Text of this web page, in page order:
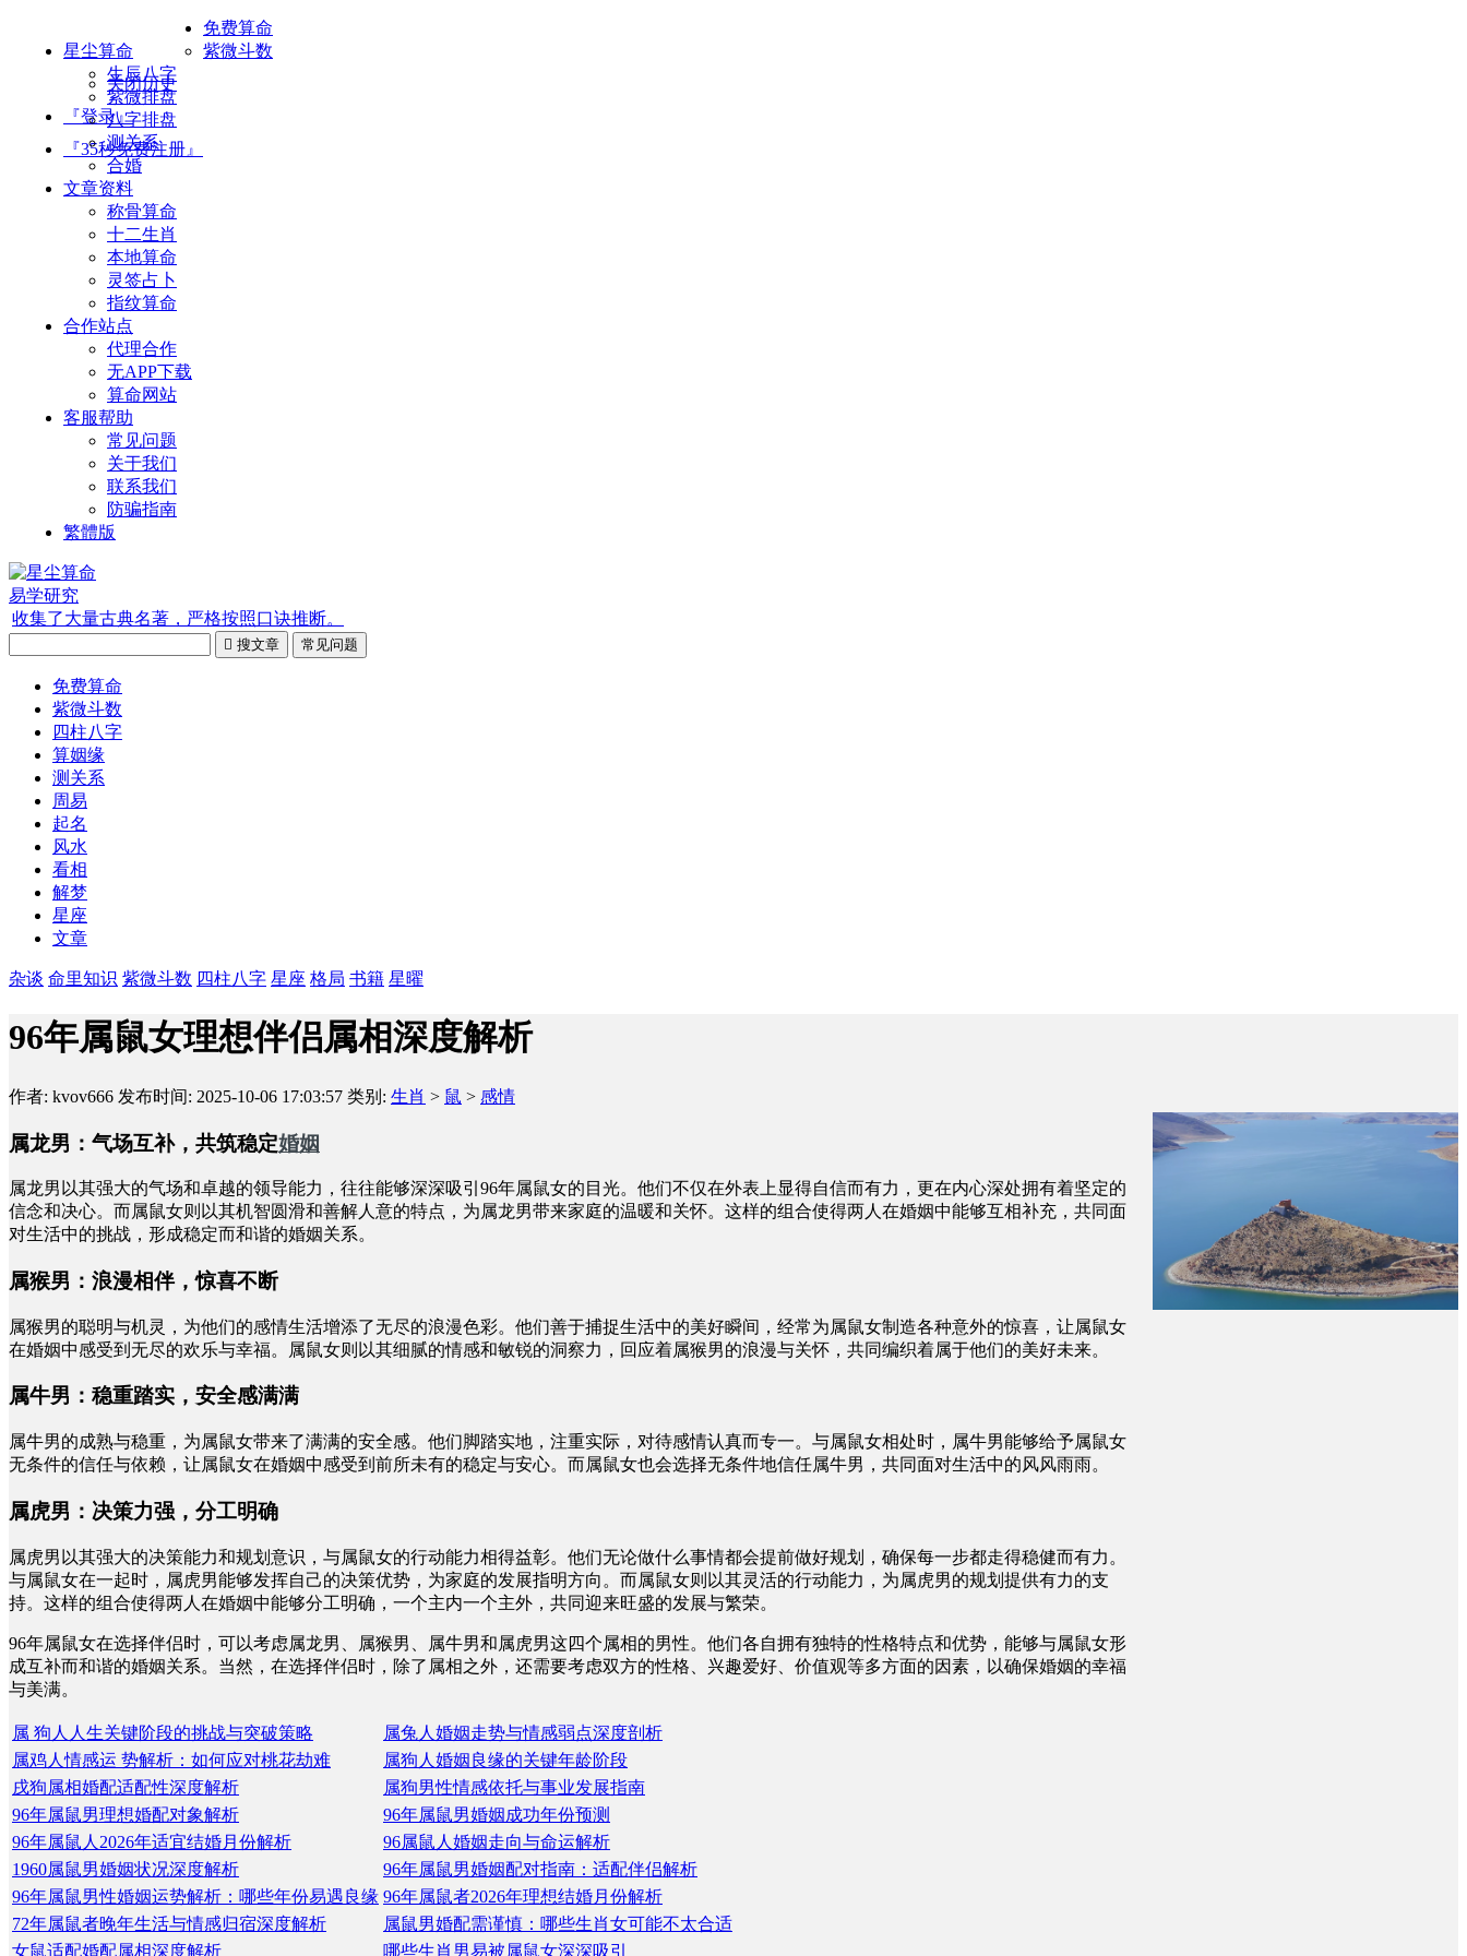
星尘算命
关闭历史
『登录』
『35秒免费注册』
免费算命
紫微斗数
生辰八字
紫微排盘
八字排盘
测关系
合婚
文章资料
称骨算命
十二生肖
本地算命
灵签占卜
指纹算命
合作站点
代理合作
无APP下载
算命网站
客服帮助
常见问题
关于我们
联系我们
防骗指南
繁體版
易学研究
收集了大量古典名著，严格按照口诀推断。
 搜文章 常见问题
免费算命
紫微斗数
四柱八字
算姻缘
测关系
周易
起名
风水
看相
解梦
星座
文章
杂谈 命里知识 紫微斗数 四柱八字 星座 格局 书籍 星曜
96年属鼠女理想伴侣属相深度解析
作者: kvov666 发布时间: 2025-10-06 17:03:57 类别: 生肖 > 鼠 > 感情
属龙男：气场互补，共筑稳定婚姻
属龙男以其强大的气场和卓越的领导能力，往往能够深深吸引96年属鼠女的目光。他们不仅在外表上显得自信而有力，更在内心深处拥有着坚定的
信念和决心。而属鼠女则以其机智圆滑和善解人意的特点，为属龙男带来家庭的温暖和关怀。这样的组合使得两人在婚姻中能够互相补充，共同面
对生活中的挑战，形成稳定而和谐的婚姻关系。
属猴男：浪漫相伴，惊喜不断
属猴男的聪明与机灵，为他们的感情生活增添了无尽的浪漫色彩。他们善于捕捉生活中的美好瞬间，经常为属鼠女制造各种意外的惊喜，让属鼠女
在婚姻中感受到无尽的欢乐与幸福。属鼠女则以其细腻的情感和敏锐的洞察力，回应着属猴男的浪漫与关怀，共同编织着属于他们的美好未来。
属牛男：稳重踏实，安全感满满
属牛男的成熟与稳重，为属鼠女带来了满满的安全感。他们脚踏实地，注重实际，对待感情认真而专一。与属鼠女相处时，属牛男能够给予属鼠女
无条件的信任与依赖，让属鼠女在婚姻中感受到前所未有的稳定与安心。而属鼠女也会选择无条件地信任属牛男，共同面对生活中的风风雨雨。
属虎男：决策力强，分工明确
属虎男以其强大的决策能力和规划意识，与属鼠女的行动能力相得益彰。他们无论做什么事情都会提前做好规划，确保每一步都走得稳健而有力。
与属鼠女在一起时，属虎男能够发挥自己的决策优势，为家庭的发展指明方向。而属鼠女则以其灵活的行动能力，为属虎男的规划提供有力的支
持。这样的组合使得两人在婚姻中能够分工明确，一个主内一个主外，共同迎来旺盛的发展与繁荣。
96年属鼠女在选择伴侣时，可以考虑属龙男、属猴男、属牛男和属虎男这四个属相的男性。他们各自拥有独特的性格特点和优势，能够与属鼠女形
成互补而和谐的婚姻关系。当然，在选择伴侣时，除了属相之外，还需要考虑双方的性格、兴趣爱好、价值观等多方面的因素，以确保婚姻的幸福
与美满。
属 狗人人生关键阶段的挑战与突破策略
属兔人婚姻走势与情感弱点深度剖析
属鸡人情感运 势解析：如何应对桃花劫难
属狗人婚姻良缘的关键年龄阶段
戌狗属相婚配适配性深度解析
属狗男性情感依托与事业发展指南
96年属鼠男理想婚配对象解析
96年属鼠男婚姻成功年份预测
96年属鼠人2026年适宜结婚月份解析
96属鼠人婚姻走向与命运解析
1960属鼠男婚姻状况深度解析
96年属鼠男婚姻配对指南：适配伴侣解析
96年属鼠男性婚姻运势解析：哪些年份易遇良缘 96年属鼠者2026年理想结婚月份解析
72年属鼠者晚年生活与情感归宿深度解析
属鼠男婚配需谨慎：哪些生肖女可能不太合适
女鼠适配婚配属相深度解析
哪些生肖男易被属鼠女深深吸引